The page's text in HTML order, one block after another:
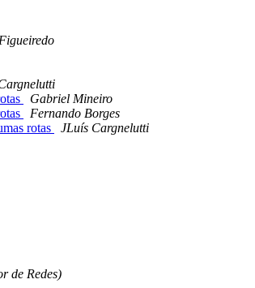
Gabriel Mineiro
Fernando Borges
rotas
JLuís Cargnelutti
de Redes)